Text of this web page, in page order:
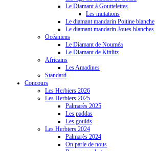
Le Diamant à Gouttelettes
Les mutations
Le diamant mandarin Poitine blanche
Le diamant mandarin Joues blanches
Océaniens
Le Diamant de Nouméa
Le Diamant de Kittlitz
Africains
Les Amadines
Standard
Concours
Les Herbiers 2026
Les Herbiers 2025
Palmarès 2025
Les paddas
Les goulds
Les Herbiers 2024
Palmarès 2024
On parle de nous